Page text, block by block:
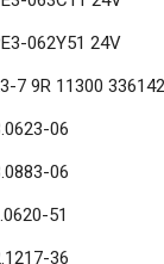
062Y51 24V
7 9R 11300
06
06
51
36